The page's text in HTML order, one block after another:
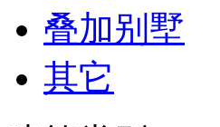
叠加别墅
其它